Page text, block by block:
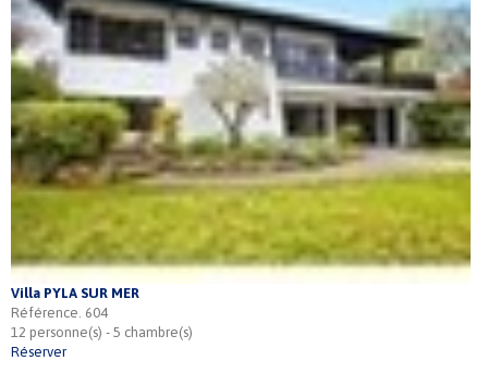
Villa PYLA SUR MER
Référence. 604
12 personne(s) - 5 chambre(s)
Réserver